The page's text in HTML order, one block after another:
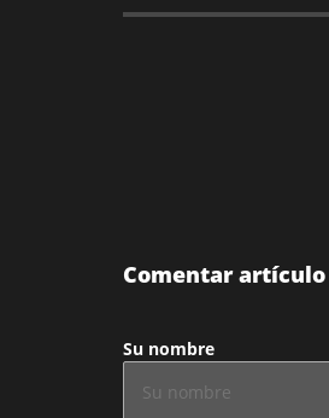
Comentar artículo
Su nombre